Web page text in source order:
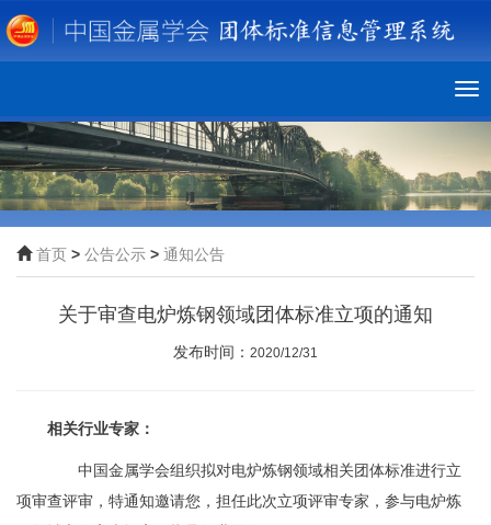
首页 > 公告公示 > 通知公告
关于审查电炉炼钢领域团体标准立项的通知
发布时间： 2020/12/31
相关行业专家：
中国金属学会组织拟对电炉炼钢领域相关团体标准进行立
项审查评审，特通知邀请您，担任此次立项评审专家，参与电炉炼